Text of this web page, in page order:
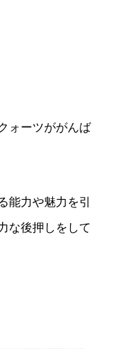
ォーツががんば
能力や魅力を引
な後押しをして